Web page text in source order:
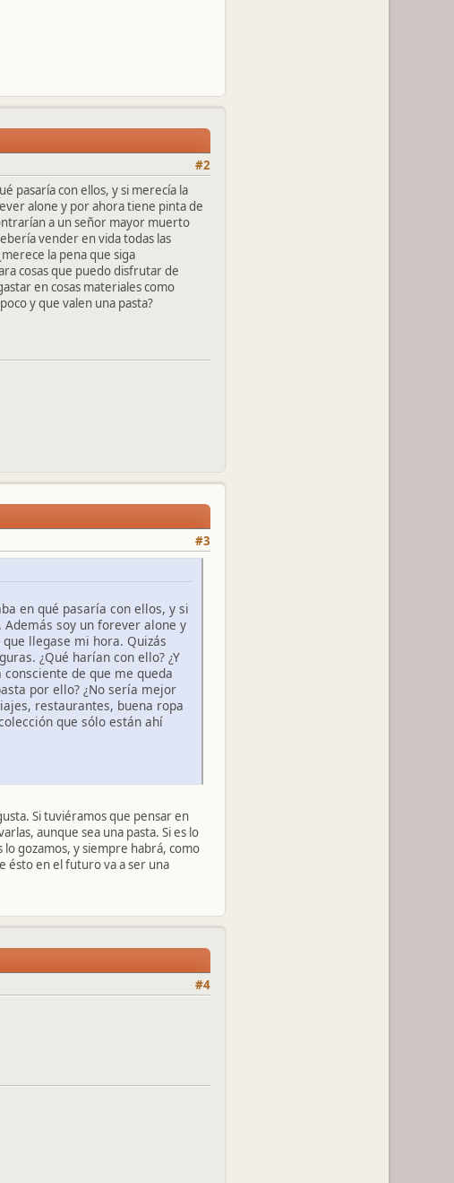
#2
pasaría con ellos, y si merecía la
alone y por ahora tiene pinta de
a un señor mayor muerto
vender en vida todas las
la pena que siga
cosas que puedo disfrutar de
en cosas materiales como
y que valen una pasta?
#3
en qué pasaría con ellos, y si
soy un forever alone y
llegase mi hora. Quizás
¿Qué harían con ello? ¿Y
de que me queda
por ello? ¿No sería mejor
restaurantes, buena ropa
que sólo están ahí
Si tuviéramos que pensar en
aunque sea una pasta. Si es lo
gozamos, y siempre habrá, como
ésto en el futuro va a ser una
#4